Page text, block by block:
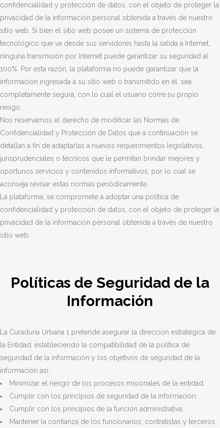
confidencialidad y protección de datos, con el objeto de proteger la
privacidad de la información personal obtenida a través de nuestro
sitio web. Si bien el sitio web posee un sistema de protección
tecnológico que va desde sus servidores hasta la salida a Internet,
ninguna transmisión por Internet puede garantizar su seguridad al
100%. Por esta razón, la plataforma no puede garantizar que la
información ingresada a su sitio web o transmitido en él, sea
completamente segura, con lo cual el usuario corre su propio
riesgo.
Nos reservamos el derecho de modificar las Normas de
Confidencialidad y Protección de Datos que a continuación se
detallan a fin de adaptarlas a nuevos requerimientos legislativos,
jurisprudenciales o técnicos que le permitan brindar mejores​ y
oportunos servicios y contenidos informativos, por lo cual se
aconseja revisar estas normas periódicamente.
La plataforma, se compromete a adoptar una política de
confidencialidad y protección de datos, con el objeto de proteger la
privacidad de la información personal obtenida a través de nuestro
sitio web.
Políticas de Seguridad de la
Información
La Curaduría Urbana 1 pretende asegurar la dirección estratégica de
la Entidad, estableciendo la compatibilidad de la política de
seguridad de la información y los objetivos de seguridad de la
información así:
Minimizar el riesgo de los procesos misionales de la entidad.
Cumplir con los principios de seguridad de la información.
Cumplir con los principios de la función administrativa.
Mantener la confianza de los funcionarios, contratistas y terceros.